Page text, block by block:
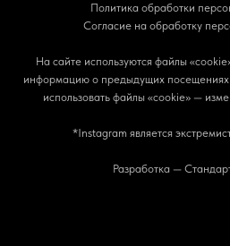
Политика обработки
Согласие на обработку
На сайте используются файлы
информацию о предыдущих посещениях
использовать файлы «cookie» —
*Instagram является
Разработка —